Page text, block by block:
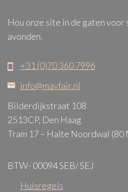
Hou onze site in de gaten voor
avonden.
+31 (0)70 360 7996
info@mayfair.nl
Bilderdijkstraat 108
2513CP, Den Haag
Tram 17 – Halte Noordwal (80
BTW- 00094 SEB/ SEJ
Huisregels